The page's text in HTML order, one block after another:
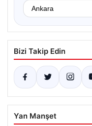
Bizi Takip Edin
Yan Manşet